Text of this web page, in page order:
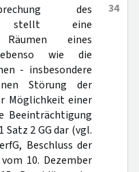
34
des
stellt eine
eines
ebenso wie die
- insbesondere
Störung der
Möglichkeit einer
Beeinträchtigung
Satz 2 GG dar (vgl.
Beschluss der
10. Dezember